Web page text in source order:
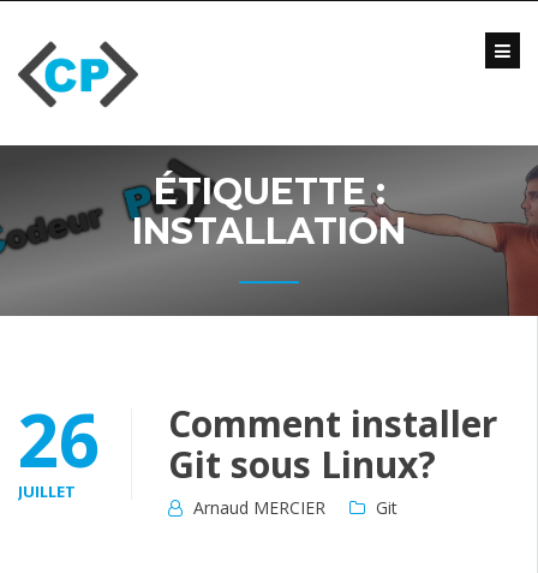
Blog
Vidéo
Entreprise
je
contacter
content
ÉTIQUETTE :
INSTALLATION
26
JUILLET
Comment installer
Git sous Linux?
Arnaud MERCIER Git